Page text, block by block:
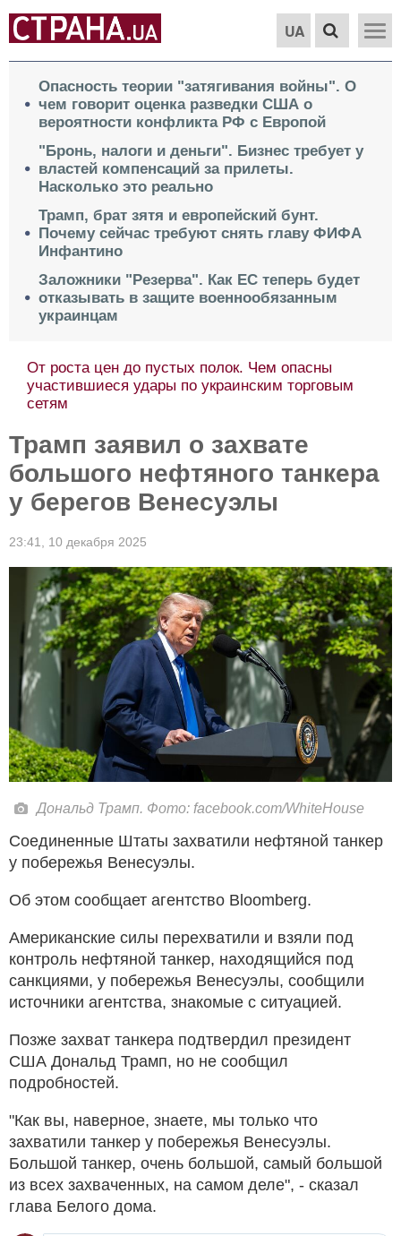
UA
Опасность теории "затягивания войны". О
чем говорит оценка разведки США о
вероятности конфликта РФ с Европой
"Бронь, налоги и деньги". Бизнес требует у
властей компенсаций за прилеты.
Насколько это реально
Трамп, брат зятя и европейский бунт.
Почему сейчас требуют снять главу ФИФА
Инфантино
Заложники "Резерва". Как ЕС теперь будет
отказывать в защите военнообязанным
украинцам
От роста цен до пустых полок. Чем опасны
участившиеся удары по украинским торговым
сетям
Трамп заявил о захвате
большого нефтяного танкера
у берегов Венесуэлы
23:41, 10 декабря 2025
Дональд Трамп. Фото: facebook.com/WhiteHouse
Соединенные Штаты захватили нефтяной танкер
у побережья Венесуэлы.
Об этом сообщает агентство Bloomberg.
Американские силы перехватили и взяли под
контроль нефтяной танкер, находящийся под
санкциями, у побережья Венесуэлы, сообщили
источники агентства, знакомые с ситуацией.
Позже захват танкера подтвердил президент
США Дональд Трамп, но не сообщил
подробностей.
"Как вы, наверное, знаете, мы только что
захватили танкер у побережья Венесуэлы.
Большой танкер, очень большой, самый большой
из всех захваченных, на самом деле", - сказал
глава Белого дома.